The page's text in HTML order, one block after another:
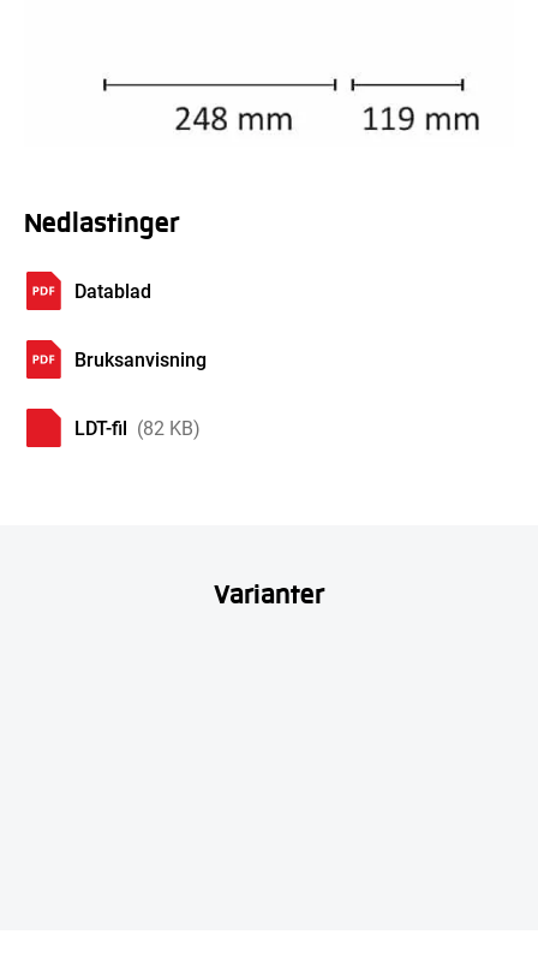
Nedlastinger
Datablad
Bruksanvisning
LDT-fil (82 KB)
Varianter